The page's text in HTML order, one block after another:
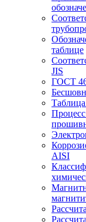
таблице
JIS
ГОСТ
AISI